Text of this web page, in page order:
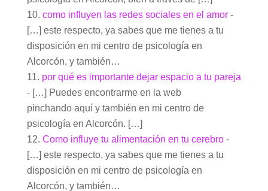
como influyen las redes sociales en el amor-
[…] este respecto, ya sabes que me tienes a tu
disposición en mi centro de psicología en
Alcorcón, y también…
por qué es importante dejar espacio a tu pareja
- […] Puedes encontrarme en la web
pinchando aquí y también en mi centro de
psicología en Alcorcón. […]
Como influye tu alimentación en tu cerebro-
[…] este respecto, ya sabes que me tienes a tu
disposición en mi centro de psicología en
Alcorcón, y también…